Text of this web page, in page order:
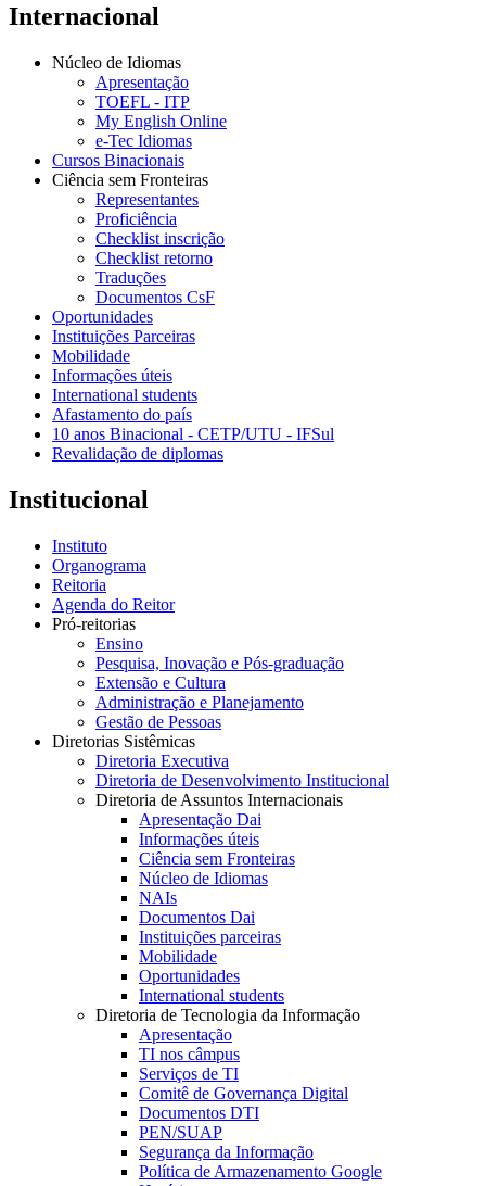
Internacional
Núcleo de Idiomas
Apresentação
TOEFL - ITP
My English Online
e-Tec Idiomas
Cursos Binacionais
Ciência sem Fronteiras
Representantes
Proficiência
Checklist inscrição
Checklist retorno
Traduções
Documentos CsF
Oportunidades
Instituições Parceiras
Mobilidade
Informações úteis
International students
Afastamento do país
10 anos Binacional - CETP/UTU - IFSul
Revalidação de diplomas
Institucional
Instituto
Organograma
Reitoria
Agenda do Reitor
Pró-reitorias
Ensino
Pesquisa, Inovação e Pós-graduação
Extensão e Cultura
Administração e Planejamento
Gestão de Pessoas
Diretorias Sistêmicas
Diretoria Executiva
Diretoria de Desenvolvimento Institucional
Diretoria de Assuntos Internacionais
Apresentação Dai
Informações úteis
Ciência sem Fronteiras
Núcleo de Idiomas
NAIs
Documentos Dai
Instituições parceiras
Mobilidade
Oportunidades
International students
Diretoria de Tecnologia da Informação
Apresentação
TI nos câmpus
Serviços de TI
Comitê de Governança Digital
Documentos DTI
PEN/SUAP
Segurança da Informação
Política de Armazenamento Google